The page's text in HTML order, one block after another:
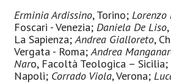
Erminia Ardissino, Torino;
Foscari - Venezia; Daniela De Liso
La Sapienza;Andrea Gialloreto,
Vergata - Roma;Andrea
Naro, Facoltà Teologica – Sicilia;
Napoli; Corrado Viola, Verona;